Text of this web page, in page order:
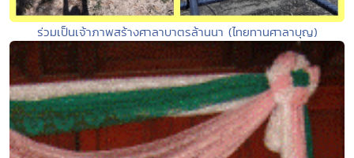
ร่วมเป็นเจ้าภาพสร้างศาลาบาตรล้านนา (ไทยทานศาลาบุญ)